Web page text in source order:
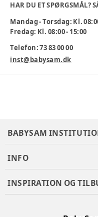
birkekrydsfiner.
Vægt: 77 kg.
Varenummer:237506
HAR DU ET SPØRGSMÅL?
Mandag - Torsdag: Kl.
Fredag: Kl. 08:00 - 15:00
Telefon: 73 83 00 00
inst@babysam.dk
BABYSAM
INFO
INSPIRATION OG